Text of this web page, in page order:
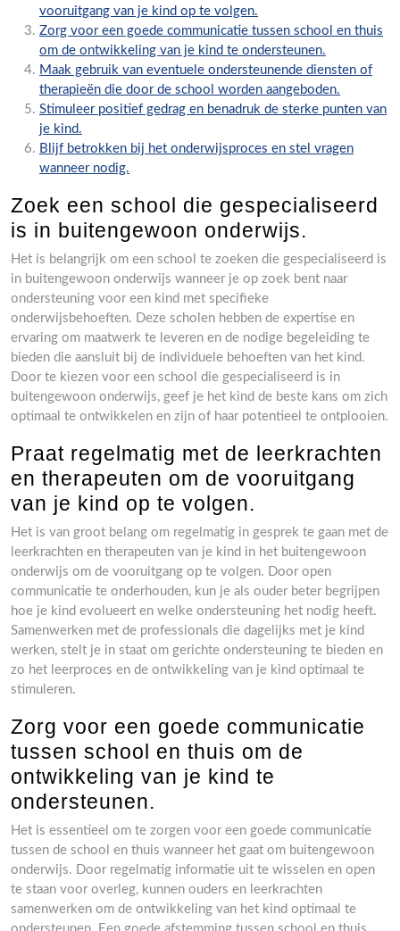
vooruitgang van je kind op te volgen.
Zorg voor een goede communicatie tussen school en thuis
om de ontwikkeling van je kind te ondersteunen.
Maak gebruik van eventuele ondersteunende diensten of
therapieën die door de school worden aangeboden.
Stimuleer positief gedrag en benadruk de sterke punten van
je kind.
Blijf betrokken bij het onderwijsproces en stel vragen
wanneer nodig.
Zoek een school die gespecialiseerd
is in buitengewoon onderwijs.
Het is belangrijk om een school te zoeken die gespecialiseerd is
in buitengewoon onderwijs wanneer je op zoek bent naar
ondersteuning voor een kind met specifieke
onderwijsbehoeften. Deze scholen hebben de expertise en
ervaring om maatwerk te leveren en de nodige begeleiding te
bieden die aansluit bij de individuele behoeften van het kind.
Door te kiezen voor een school die gespecialiseerd is in
buitengewoon onderwijs, geef je het kind de beste kans om zich
optimaal te ontwikkelen en zijn of haar potentieel te ontplooien.
Praat regelmatig met de leerkrachten
en therapeuten om de vooruitgang
van je kind op te volgen.
Het is van groot belang om regelmatig in gesprek te gaan met de
leerkrachten en therapeuten van je kind in het buitengewoon
onderwijs om de vooruitgang op te volgen. Door open
communicatie te onderhouden, kun je als ouder beter begrijpen
hoe je kind evolueert en welke ondersteuning het nodig heeft.
Samenwerken met de professionals die dagelijks met je kind
werken, stelt je in staat om gerichte ondersteuning te bieden en
zo het leerproces en de ontwikkeling van je kind optimaal te
stimuleren.
Zorg voor een goede communicatie
tussen school en thuis om de
ontwikkeling van je kind te
ondersteunen.
Het is essentieel om te zorgen voor een goede communicatie
tussen de school en thuis wanneer het gaat om buitengewoon
onderwijs. Door regelmatig informatie uit te wisselen en open
te staan voor overleg, kunnen ouders en leerkrachten
samenwerken om de ontwikkeling van het kind optimaal te